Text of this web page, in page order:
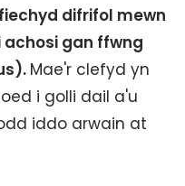
difrifol mewn
gan ffwng
Mae'r clefyd yn
i golli dail a'u
iddo arwain at